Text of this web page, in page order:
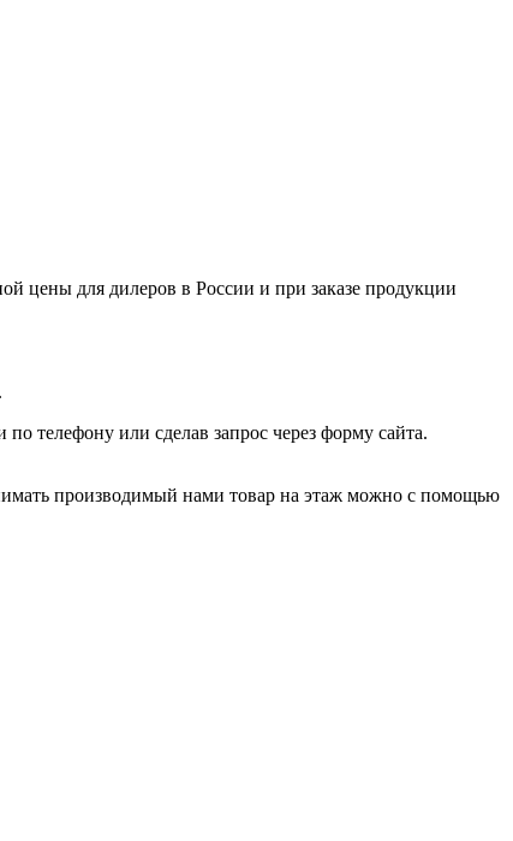
цены для дилеров в России и при заказе продукции
телефону или сделав запрос через форму сайта.
производимый нами товар на этаж можно с помощью